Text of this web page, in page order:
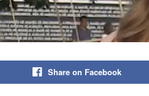
Share on Facebook